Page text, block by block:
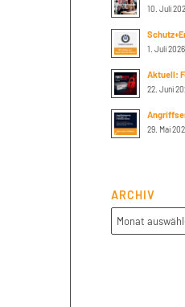
10. Juli
1. Juli
Aktuell:
22. Juni
29. Mai
ARCHIV